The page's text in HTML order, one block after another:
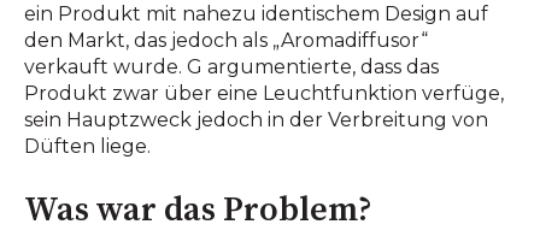
ein Produkt mit nahezu identischem Design auf
den Markt, das jedoch als „Aromadiffusor“
verkauft wurde. G argumentierte, dass das
Produkt zwar über eine Leuchtfunktion verfüge,
sein Hauptzweck jedoch in der Verbreitung von
Düften liege.
Was war das Problem?